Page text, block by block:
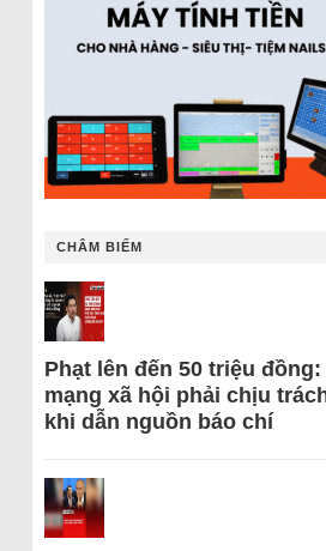
CHÂM BIẾM
Phạt lên đến 50 triệu
mạng xã hội phải chịu
khi dẫn nguồn báo chí